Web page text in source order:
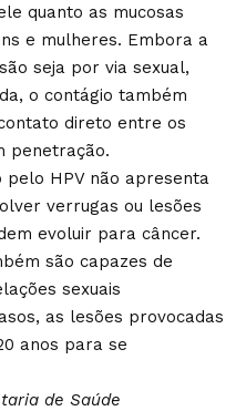
quanto as mucosas
e mulheres. Embora a
seja por via sexual,
o contágio também
direto entre os
penetração.
pelo HPV não apresenta
verrugas ou lesões
evoluir para câncer.
são capazes de
sexuais
as lesões provocadas
anos para se
de Saúde